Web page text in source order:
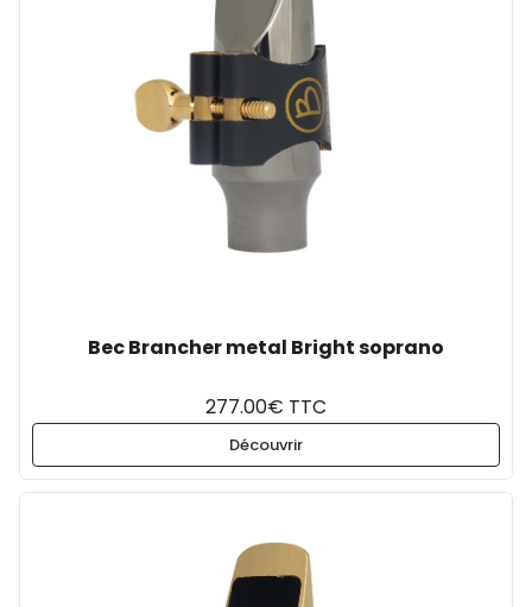
Bec Brancher metal Bright soprano
277.00€ TTC
Découvrir